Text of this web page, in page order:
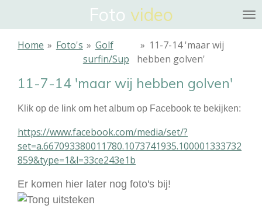
naar
Foto video
Home » Foto's » Golf
surfin/Sup
» 11-7-14 'maar wij
hebben golven'
11-7-14 'maar wij hebben golven'
Klik op de link om het album op Facebook te bekijken:
https://www.facebook.com/media/set/?
set=a.667093380011780.1073741935.100001333732
859&type=1&l=33ce243e1b
Er komen hier later nog foto's bij!